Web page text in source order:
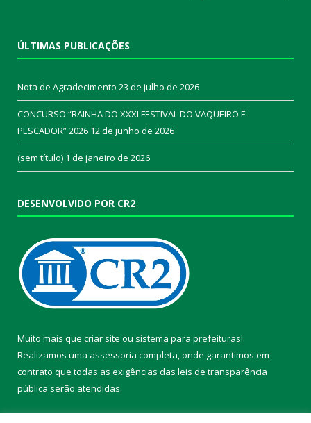
ÚLTIMAS PUBLICAÇÕES
Nota de Agradecimento 23 de julho de 2026
CONCURSO “RAINHA DO XXXI FESTIVAL DO VAQUEIRO E
PESCADOR” 2026 12 de junho de 2026
(sem título) 1 de janeiro de 2026
DESENVOLVIDO POR CR2
Muito mais que criar site ou sistema para prefeituras!
Realizamos uma assessoria completa, onde garantimos em
contrato que todas as exigências das leis de transparência
pública serão atendidas.